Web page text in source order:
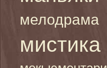
мелодрама
мистика